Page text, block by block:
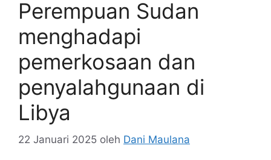
Perempuan Sudan
menghadapi
pemerkosaan dan
penyalahgunaan di
Libya
22 Januari 2025 oleh Dani Maulana